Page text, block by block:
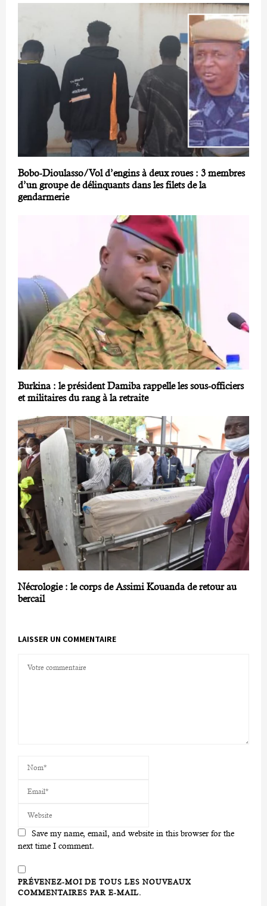
Bobo-Dioulasso/Vol d’engins à deux roues : 3 membres
d’un groupe de délinquants dans les filets de la
gendarmerie
Burkina : le président Damiba rappelle les sous-officiers
et militaires du rang à la retraite
Nécrologie : le corps de Assimi Kouanda de retour au
bercail
LAISSER UN COMMENTAIRE
Save my name, email, and website in this browser for the
next time I comment.
PRÉVENEZ-MOI DE TOUS LES NOUVEAUX
COMMENTAIRES PAR E-MAIL.